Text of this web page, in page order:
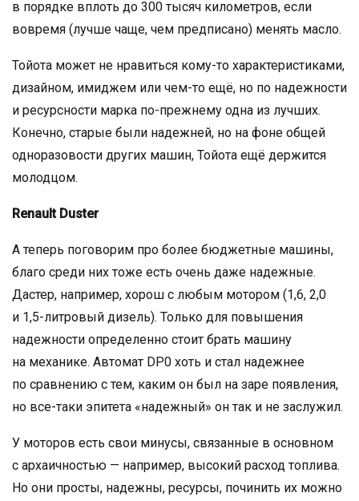
в порядке вплоть до 300 тысяч километров, если
вовремя (лучше чаще, чем предписано) менять масло.
Тойота может не нравиться кому-то характеристиками,
дизайном, имиджем или чем-то ещё, но по надежности
и ресурсности марка по-прежнему одна из лучших.
Конечно, старые были надежней, но на фоне общей
одноразовости других машин, Тойота ещё держится
молодцом.
Renault Duster
А теперь поговорим про более бюджетные машины,
благо среди них тоже есть очень даже надежные.
Дастер, например, хорош с любым мотором (1,6, 2,0
и 1,5-литровый дизель). Только для повышения
надежности определенно стоит брать машину
на механике. Автомат DP0 хоть и стал надежнее
по сравнению с тем, каким он был на заре появления,
но все-таки эпитета «надежный» он так и не заслужил.
У моторов есть свои минусы, связанные в основном
с архаичностью — например, высокий расход топлива.
Но они просты, надежны, ресурсы, починить их можно